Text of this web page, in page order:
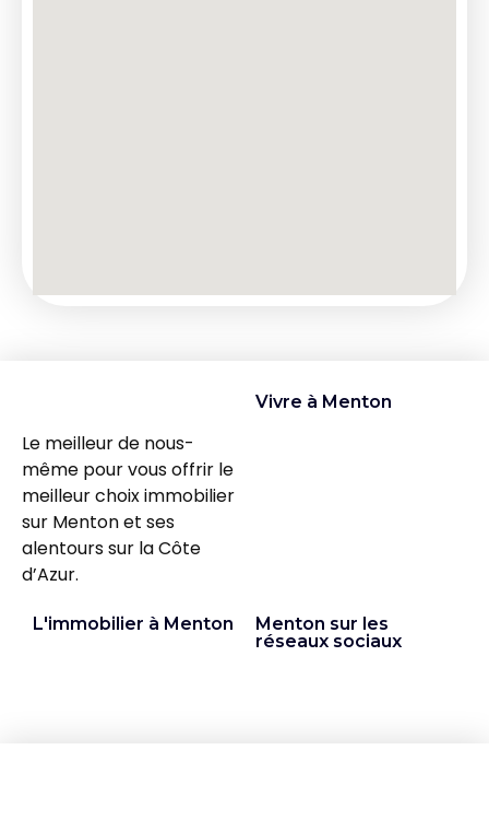
Le meilleur de nous-
même pour vous offrir le
meilleur choix immobilier
sur Menton et ses
alentours sur la Côte
d’Azur.
Vivre à Menton
L'immobilier à Menton
Menton sur les
réseaux sociaux